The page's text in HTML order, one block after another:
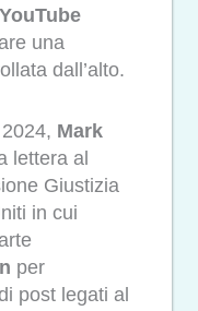
una
dall’alto.
Mark
lettera al
Giustizia
in cui
per
post legati al